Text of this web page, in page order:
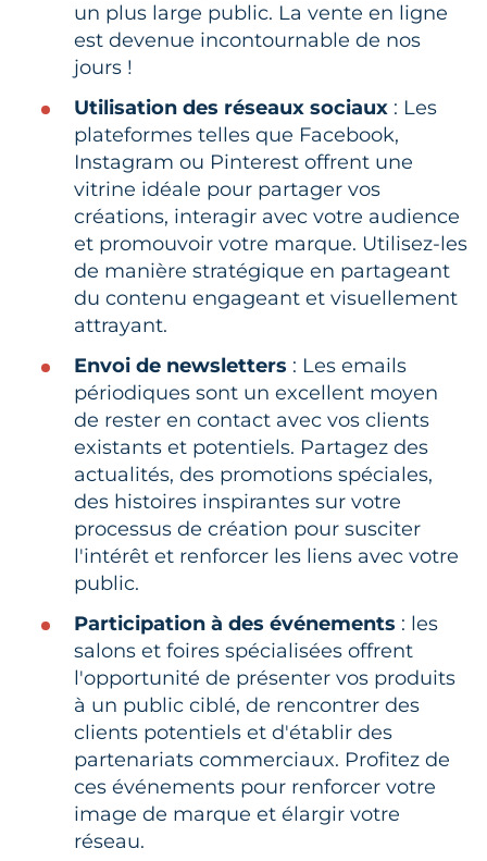
un plus large public. La vente en ligne
est devenue incontournable de nos
jours !
Utilisation des réseaux sociaux : Les
plateformes telles que Facebook,
Instagram ou Pinterest offrent une
vitrine idéale pour partager vos
créations, interagir avec votre audience
et promouvoir votre marque. Utilisez-les
de manière stratégique en partageant
du contenu engageant et visuellement
attrayant.
Envoi de newsletters : Les emails
périodiques sont un excellent moyen
de rester en contact avec vos clients
existants et potentiels. Partagez des
actualités, des promotions spéciales,
des histoires inspirantes sur votre
processus de création pour susciter
l'intérêt et renforcer les liens avec votre
public.
Participation à des événements : les
salons et foires spécialisées offrent
l'opportunité de présenter vos produits
à un public ciblé, de rencontrer des
clients potentiels et d'établir des
partenariats commerciaux. Profitez de
ces événements pour renforcer votre
image de marque et élargir votre
réseau.